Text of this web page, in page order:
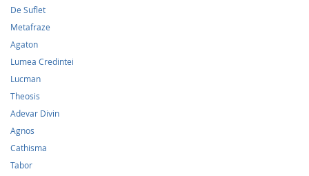
De Suflet
Metafraze
Agaton
Lumea Credintei
Lucman
Theosis
Adevar Divin
Agnos
Cathisma
Tabor